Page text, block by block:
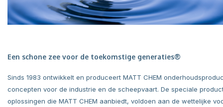
Een schone zee voor de toekomstige generaties®
Sinds 1983 ontwikkelt en produceert MATT CHEM
concepten voor de industrie en de scheepvaart. De speciale
oplossingen die MATT CHEM aanbiedt, voldoen aan de wettelijke